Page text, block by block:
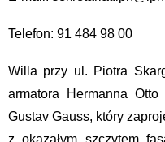
Telefon: 91 484 98 00
Willa przy ul. Piotra
armatora Hermanna
Gustav Gauss, który
z okazałym szczytem